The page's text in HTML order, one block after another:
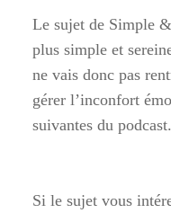
Le sujet de Simple
plus simple et
ne vais donc pas
gérer l’inconfort
suivantes du podcast.
Si le sujet vous